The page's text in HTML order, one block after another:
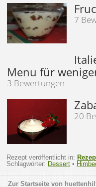
7
Menu für
3 Bewertungen
20
Rezept veröffentlicht in:
Schlagwörter: Dessert •